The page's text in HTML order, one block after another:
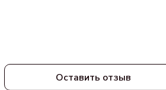
Оставить отзыв